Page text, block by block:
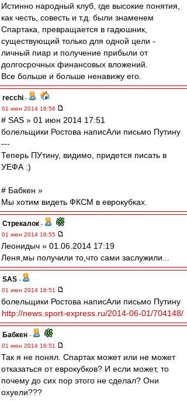
Истинно народный клуб, где высокие понятия,
как честь, совесть и т.д. были знаменем
Спартака, превращается в гадюшник,
существующий только для одной цели -
личный пиар и получение прибыли от
долгосрочных финансовых вложений.
Все больше и больше ненавижу его.
recchi -
01 июн 2014 16:56
# SAS » 01 июн 2014 17:51
болельщики Ростова написАли письмо Путину
---
Теперь ПУтину, видимо, придется писать в
УЕФА :)
# Бабкен »
Мы хотим видеть ФКСМ в еврокубках.
Стрекалок -
01 июн 2014 16:55
Леонидыч » 01.06.2014 17:19
Леня,мы получили то,что сами заслужили...
SAS -
01 июн 2014 16:51
болельщики Ростова написАли письмо Путину
http://news.sport-express.ru/2014-06-01/704148/
Бабкен -
01 июн 2014 16:51
Так я не понял. Спартак может или не может
отказаться от еврокубков? И если может, то
почему до сих пор этого не сделал? Они
охуели???